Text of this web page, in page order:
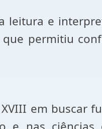
leitura e
permitiu
em buscar